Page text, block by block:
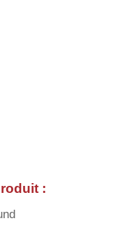
: